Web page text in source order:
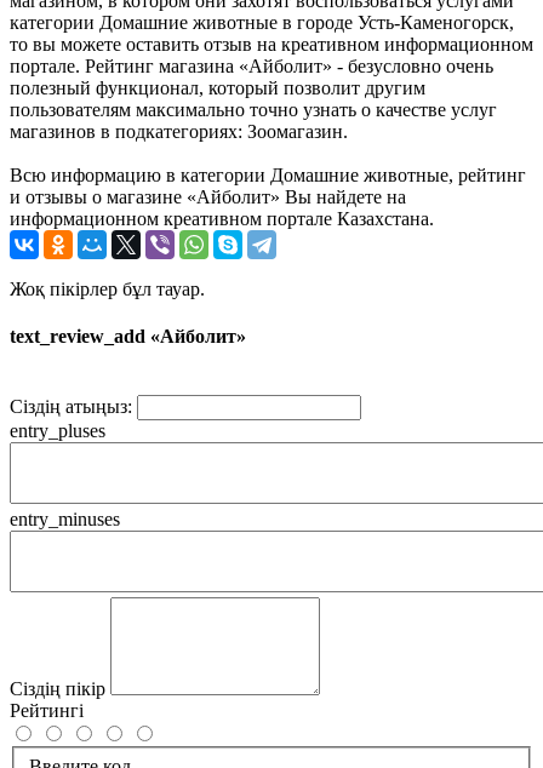
категории Домашние животные в городе Усть-Каменогорск,
то вы можете оставить отзыв на креативном информационном
портале. Рейтинг магазина «Айболит» - безусловно очень
полезный функционал, который позволит другим
пользователям максимально точно узнать о качестве услуг
магазинов в подкатегориях: Зоомагазин.
Всю информацию в категории Домашние животные, рейтинг
и отзывы о магазине «Айболит» Вы найдете на
информационном креативном портале Казахстана.
Жоқ пікірлер бұл тауар.
text_review_add «Айболит»
Сіздің атыңыз:
entry_pluses
entry_minuses
Сіздің пікір
Рейтингі